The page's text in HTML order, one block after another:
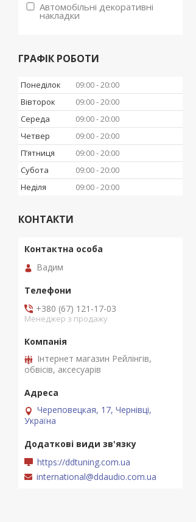
Автомобільні декоративні
накладки
ГРАФІК РОБОТИ
Понеділок 09:00 20:00
Вівторок
09:00 20:00
Середа
09:00 20:00
Четвер
09:00 20:00
Пʼятниця
09:00 20:00
Субота
09:00 20:00
Неділя
09:00 20:00
КОНТАКТИ
Вадим
+380 (67) 121-17-03
Менеджер з продажу
Інтернет магазин Рейлінгів,
обвісів, аксесуарів
Череповецкая, 17, Чернівці,
Україна
https://ddtuning.com.ua
international@ddaudio.com.ua